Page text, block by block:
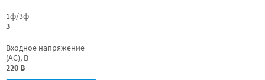
1ф/3ф
3
Входное напряжение
(AC), В
220 В